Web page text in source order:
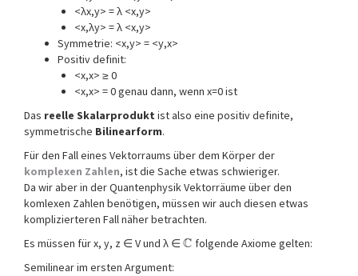
<λx,y> = λ <x,y>
<x,λy> = λ <x,y>
Symmetrie: <x,y> = <y,x>
Positiv definit:
<x,x> ≥ 0
<x,x> = 0 genau dann, wenn x=0 ist
Das reelle Skalarprodukt ist also eine positiv definite,
symmetrische Bilinearform.
Für den Fall eines Vektorraums über dem Körper der
komplexen Zahlen, ist die Sache etwas schwieriger.
Da wir aber in der Quantenphysik Vektorräume über den
komlexen Zahlen benötigen, müssen wir auch diesen etwas
komplizierteren Fall näher betrachten.
Es müssen für x, y, z ∈ V und λ ∈ C folgende Axiome gelten:
Semilinear im ersten Argument: